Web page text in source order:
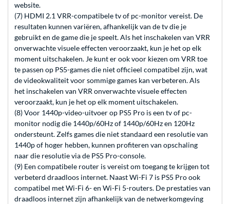
website.
(7) HDMI 2.1 VRR-compatibele tv of pc-monitor vereist. De
resultaten kunnen variëren, afhankelijk van de tv die je
gebruikt en de game die je speelt. Als het inschakelen van VRR
onverwachte visuele effecten veroorzaakt, kun je het op elk
moment uitschakelen. Je kunt er ook voor kiezen om VRR toe
te passen op PS5-games die niet officieel compatibel zijn, wat
de videokwaliteit voor sommige games kan verbeteren. Als
het inschakelen van VRR onverwachte visuele effecten
veroorzaakt, kun je het op elk moment uitschakelen.
(8) Voor 1440p-video-uitvoer op PS5 Pro is een tv of pc-
monitor nodig die 1440p/60Hz of 1440p/60Hz en 120Hz
ondersteunt. Zelfs games die niet standaard een resolutie van
1440p of hoger hebben, kunnen profiteren van opschaling
naar die resolutie via de PS5 Pro-console.
(9) Een compatibele router is vereist om toegang te krijgen tot
verbeterd draadloos internet. Naast Wi-Fi 7 is PS5 Pro ook
compatibel met Wi-Fi 6- en Wi-Fi 5-routers. De prestaties van
draadloos internet zijn afhankelijk van de netwerkomgeving